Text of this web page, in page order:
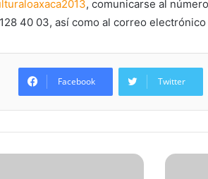
013, comunicarse al
40 03, así como al correo electrónico
Facebook Twitter